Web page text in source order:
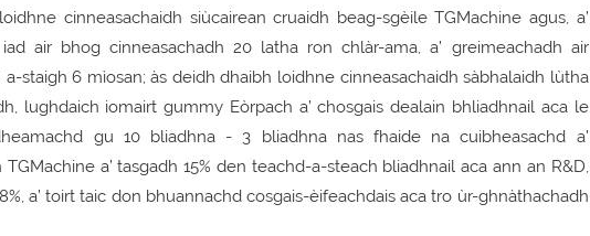
cinneasachaidh siùcairean cruaidh beag-sgèile TGMachine agus, a’
air bhog cinneasachadh 20 latha ron chlàr-ama, a’ greimeachadh air
staigh 6 mìosan; às deidh dhaibh loidhne cinneasachaidh sàbhalaidh lùtha
lughdaich iomairt gummy Eòrpach a’ chosgais dealain bhliadhnail aca le
gu 10 bliadhna - 3 bliadhna nas fhaide na cuibheasachd a’
a’ tasgadh 15% den teachd-a-steach bliadhnail aca ann an R&D,
a’ toirt taic don bhuannachd cosgais-èifeachdais aca tro ùr-ghnàthachadh